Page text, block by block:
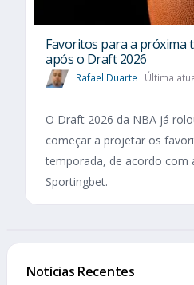
Favoritos para a próxima
após o Draft 2026
Rafael Duarte Última
O Draft 2026 da NBA já
começar a projetar os
temporada, de acordo com
Sportingbet.
Notícias Recentes